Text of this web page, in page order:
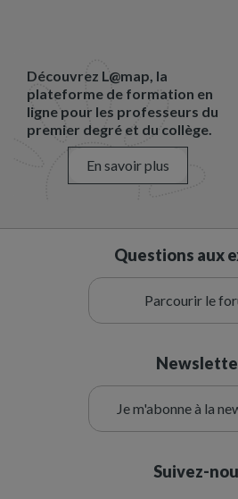
Découvrez L@map, la
plateforme de formation en
ligne pour les professeurs du
premier degré et du collège.
En savoir plus
Questions aux
Parcourir le
Je m'abonne à la
Suivez-